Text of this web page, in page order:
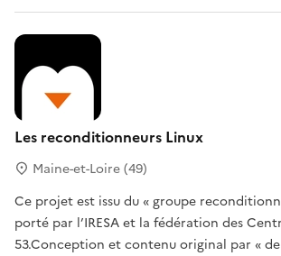
Les reconditionneurs Linux
Ce projet est issu du « groupe
porté par l’IRESA et la fédération des
53.Conception et contenu original par «
Maine-et-Loire (49)